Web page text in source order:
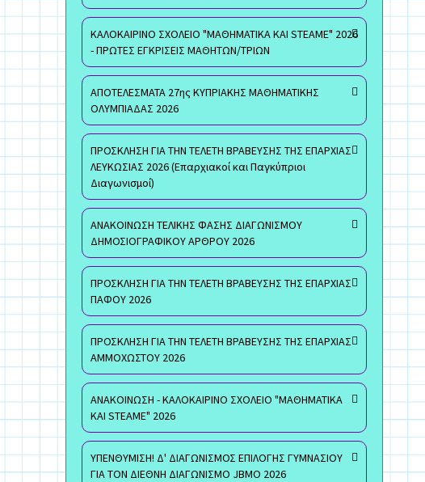
ΚΑΛΟΚΑΙΡΙΝΟ ΣΧΟΛΕΙΟ "ΜΑΘΗΜΑΤΙΚΑ ΚΑΙ STEAME" 2026
- ΠΡΩΤΕΣ ΕΓΚΡΙΣΕΙΣ ΜΑΘΗΤΩΝ/ΤΡΙΩΝ
ΑΠΟΤΕΛΕΣΜΑΤΑ 27ης ΚΥΠΡΙΑΚΗΣ ΜΑΘΗΜΑΤΙΚΗΣ
ΟΛΥΜΠΙΑΔΑΣ 2026
ΠΡΟΣΚΛΗΣΗ ΓΙΑ ΤΗΝ ΤΕΛΕΤΗ ΒΡΑΒΕΥΣΗΣ ΤΗΣ ΕΠΑΡΧΙΑΣ
ΛΕΥΚΩΣΙΑΣ 2026 (Επαρχιακοί και Παγκύπριοι
Διαγωνισμοί)
ΑΝΑΚΟΙΝΩΣΗ ΤΕΛΙΚΗΣ ΦΑΣΗΣ ΔΙΑΓΩΝΙΣΜΟΥ
ΔΗΜΟΣΙΟΓΡΑΦΙΚΟΥ ΑΡΘΡΟΥ 2026
ΠΡΟΣΚΛΗΣΗ ΓΙΑ ΤΗΝ ΤΕΛΕΤΗ ΒΡΑΒΕΥΣΗΣ ΤΗΣ ΕΠΑΡΧΙΑΣ
ΠΑΦΟΥ 2026
ΠΡΟΣΚΛΗΣΗ ΓΙΑ ΤΗΝ ΤΕΛΕΤΗ ΒΡΑΒΕΥΣΗΣ ΤΗΣ ΕΠΑΡΧΙΑΣ
ΑΜΜΟΧΩΣΤΟΥ 2026
ΑΝΑΚΟΙΝΩΣΗ - ΚΑΛΟΚΑΙΡΙΝΟ ΣΧΟΛΕΙΟ "ΜΑΘΗΜΑΤΙΚΑ
ΚΑΙ STEAME" 2026
ΥΠΕΝΘΥΜΙΣΗ! Δ' ΔΙΑΓΩΝΙΣΜΟΣ ΕΠΙΛΟΓΗΣ ΓΥΜΝΑΣΙΟΥ
ΓΙΑ ΤΟΝ ΔΙΕΘΝΗ ΔΙΑΓΩΝΙΣΜΟ JBMO 2026